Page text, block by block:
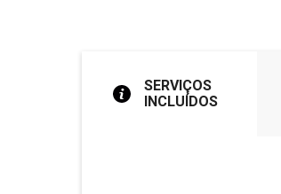
SERVIÇOS
INCLUÍDOS